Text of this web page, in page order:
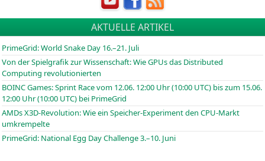
AKTUELLE ARTIKEL
PrimeGrid: World Snake Day 16.–21. Juli
Von der Spielgrafik zur Wissenschaft: Wie GPUs das Distributed
Computing revolutionierten
BOINCGames: Sprint Race vom 12.06. 12:00 Uhr (10:00 UTC) bis zum 15.06.
12:00 Uhr (10:00 UTC) bei PrimeGrid
AMDs X3D-Revolution: Wie ein Speicher-Experiment den CPU-Markt
umkrempelte
PrimeGrid: National Egg Day Challenge 3.–10. Juni